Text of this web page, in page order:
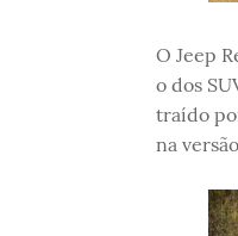
O Jeep
o dos
traído
na